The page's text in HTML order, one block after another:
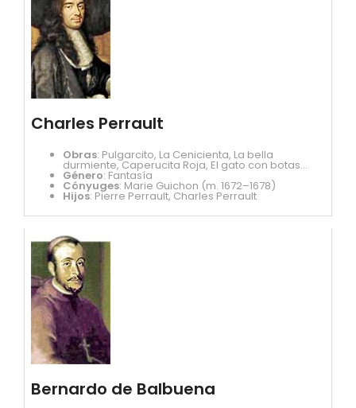
Charles Perrault
Obras: Pulgarcito, La Cenicienta, La bella
durmiente, Caperucita Roja, El gato con botas...
Género: Fantasía
Cónyuges: Marie Guichon (m. 1672–1678)
Hijos: Pierre Perrault, Charles Perrault
Bernardo de Balbuena